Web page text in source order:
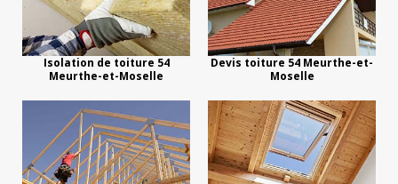
Isolation de toiture 54
Meurthe-et-Moselle
Devis toiture 54 Meurthe-et-
Moselle